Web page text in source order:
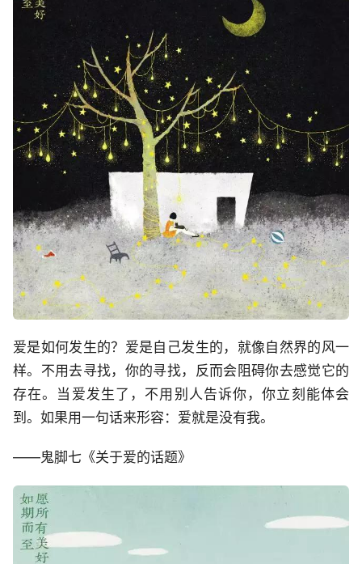
爱是如何发生的？爱是自己发生的，就像自然界的风一
样。不用去寻找，你的寻找，反而会阻碍你去感觉它的
存在。当爱发生了，不用别人告诉你，你立刻能体会
到。如果用一句话来形容：爱就是没有我。
——鬼脚七《关于爱的话题》